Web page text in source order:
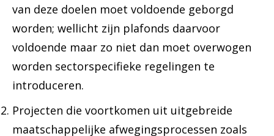
van deze doelen moet voldoende geborgd
worden; wellicht zijn plafonds daarvoor
voldoende maar zo niet dan moet overwogen
worden sectorspecifieke regelingen te
introduceren.
Projecten die voortkomen uit uitgebreide
maatschappelijke afwegingsprocessen zoals